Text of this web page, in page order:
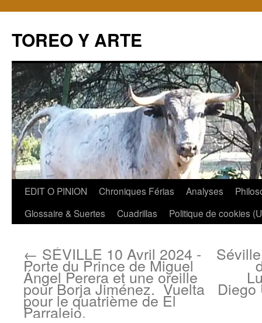
TOREO Y ARTE
Aller
EDIT O PINION Chroniques Férias Analyses
Glossaire & Suertes
Cuadrillas Politique de cookies
← SÉVILLE 10 Avril 2024 -
Porte du Prince de Miguel
Ángel Perera et une oreille
pour Borja Jiménez. Vuelta
pour le quatrième de El
Parralejo.
Diego